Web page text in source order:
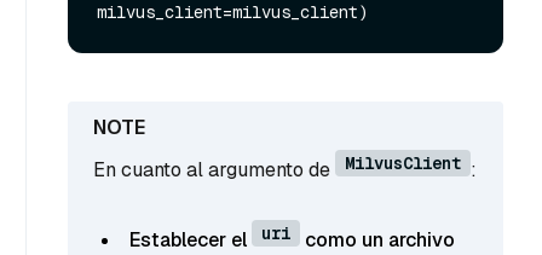
En cuanto al argumento de MilvusClient :
Establecer el uri
como un archivo